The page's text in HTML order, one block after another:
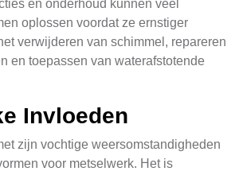
en onderhoud kunnen veel
oplossen voordat ze ernstiger
verwijderen van schimmel, repareren
en toepassen van waterafstotende
Invloeden
zijn vochtige weersomstandigheden
voor metselwerk. Het is